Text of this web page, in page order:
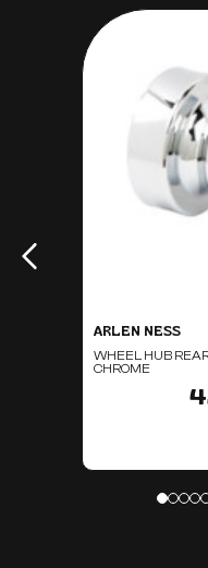
ARLEN NESS
WHEEL HUB
CHROME